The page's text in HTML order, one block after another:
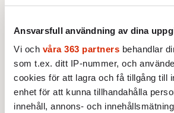
Ansvarsfull användning av dina
Vi och våra 363 partners behandlar
som t.ex. ditt IP-nummer, och
cookies för att lagra och få tillgång till
enhet för att kunna tillhandahålla
innehåll, annons- och
Text: Martin Gelin
Bild: Win McNamee/TT
Publicerad 2013-12-16
Ingår i nummer 2013-50 Utrikes
Politik